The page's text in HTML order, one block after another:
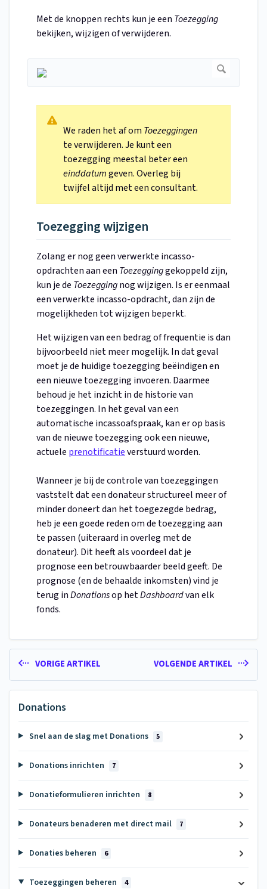
Met de knoppen rechts kun je een Toezegging
bekijken, wijzigen of verwijderen.
We raden het af om Toezeggingen
te verwijderen. Je kunt een
toezegging meestal beter een
einddatumgeven. Overleg bij
twijfel altijd met een consultant.
Toezegging wijzigen
Zolang er nog geen verwerkte incasso-
opdrachten aan een Toezegginggekoppeld zijn,
kun je de Toezeggingnog wijzigen. Is er eenmaal
een verwerkte incasso-opdracht, dan zijn de
mogelijkheden tot wijzigen beperkt.
Het wijzigen van een bedrag of frequentie is dan
bijvoorbeeld niet meer mogelijk. In dat geval
moet je de huidige toezegging beëindigen en
een nieuwe toezegging invoeren. Daarmee
behoud je het inzicht in de historie van
toezeggingen. In het geval van een
automatische incassoafspraak, kan er op basis
van de nieuwe toezegging ook een nieuwe,
actuele prenotificatieverstuurd worden.
Wanneer je bij de controle van toezeggingen
vaststelt dat een donateur structureel meer of
minder doneert dan het toegezegde bedrag,
heb je een goede reden om de toezegging aan
te passen (uiteraard in overleg met de
donateur). Dit heeft als voordeel dat je
prognose een betrouwbaarder beeld geeft. De
prognose (en de behaalde inkomsten) vind je
terug inDonationsop hetDashboardvan elk
fonds.
VORIGE ARTIKEL VOLGENDE ARTIKEL
Donations
Snel aan de slag met Donations 5
Donations inrichten 7
Donatieformulieren inrichten 8
Donateurs benaderen met direct mail 7
Donaties beheren 6
Toezeggingen beheren 4